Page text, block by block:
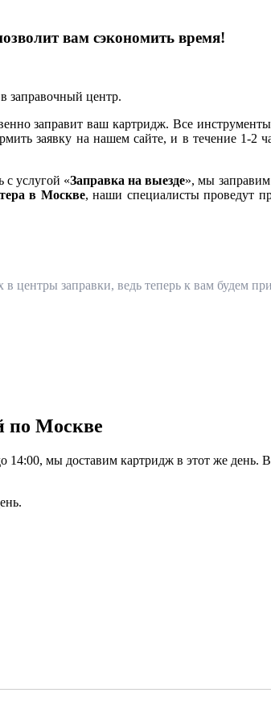
вам сэкономить время!
в заправочный центр.
заправит ваш картридж. Все
заявку на нашем сайте, и в течение 1-2
с услугой «Заправка на выезде», мы
в Москве, наши специалисты проведут
центры заправки, ведь теперь к вам будем
по Москве
14:00, мы доставим картридж в этот же день.